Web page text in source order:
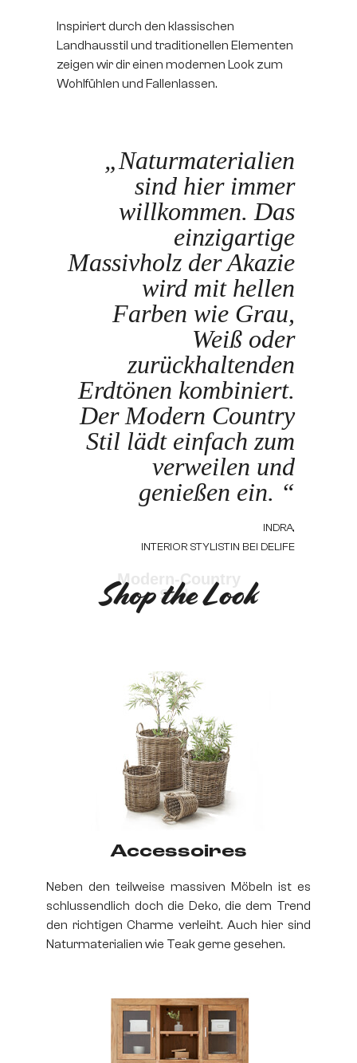
Inspiriert durch den klassischen
Landhausstil und traditionellen Elementen
zeigen wir dir einen modernen Look zum
Wohlfühlen und Fallenlassen.
„Naturmaterialien
sind hier immer
willkommen. Das
einzigartige
Massivholz der Akazie
wird mit hellen
Farben wie Grau,
Weiß oder
zurückhaltenden
Erdtönen kombiniert.
Der Modern Country
Stil lädt einfach zum
verweilen und
genießen ein. “
INDRA,
INTERIOR STYLISTIN BEI DELIFE
Shop the Look
Modern-Country
Style
Accessoires
Neben den teilweise massiven Möbeln ist es
schlussendlich doch die Deko, die dem Trend
den richtigen Charme verleiht. Auch hier sind
Naturmaterialien wie Teak gerne gesehen.